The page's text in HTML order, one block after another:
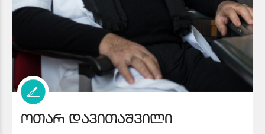
ოთარ დავითაშვილი